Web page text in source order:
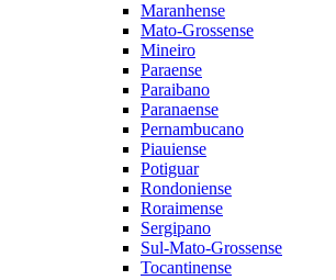
Maranhense
Mato-Grossense
Mineiro
Paraense
Paraibano
Paranaense
Pernambucano
Piauiense
Potiguar
Rondoniense
Roraimense
Sergipano
Sul-Mato-Grossense
Tocantinense